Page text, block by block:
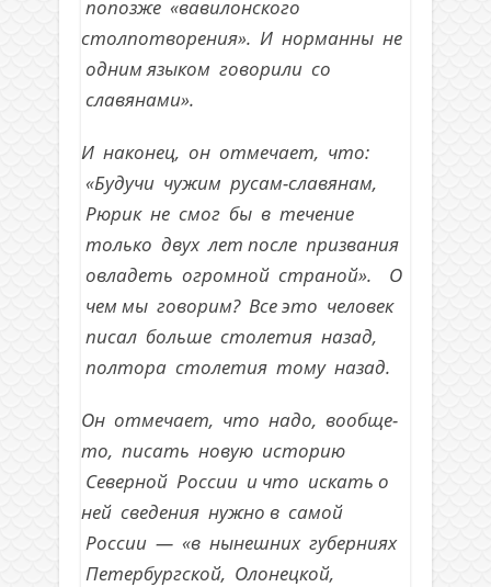
попозже «вавилонского
столпотворения». И норманны не
одним языком говорили со
славянами».
И наконец, он отмечает, что:
«Будучи чужим русам-славянам,
Рюрик не смог бы в течение
только двух лет после призвания
овладеть огромной страной». О
чем мы говорим? Все это человек
писал больше столетия назад,
полтора столетия тому назад.
Он отмечает, что надо, вообще-
то, писать новую историю
Северной России и что искать о
ней сведения нужно в самой
России — «в нынешних губерниях
Петербургской, Олонецкой,